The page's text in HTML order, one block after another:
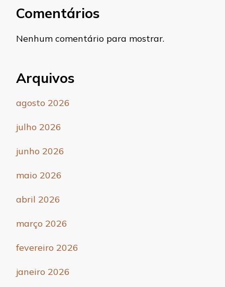
Comentários
Nenhum comentário para mostrar.
Arquivos
agosto 2026
julho 2026
junho 2026
maio 2026
abril 2026
março 2026
fevereiro 2026
janeiro 2026